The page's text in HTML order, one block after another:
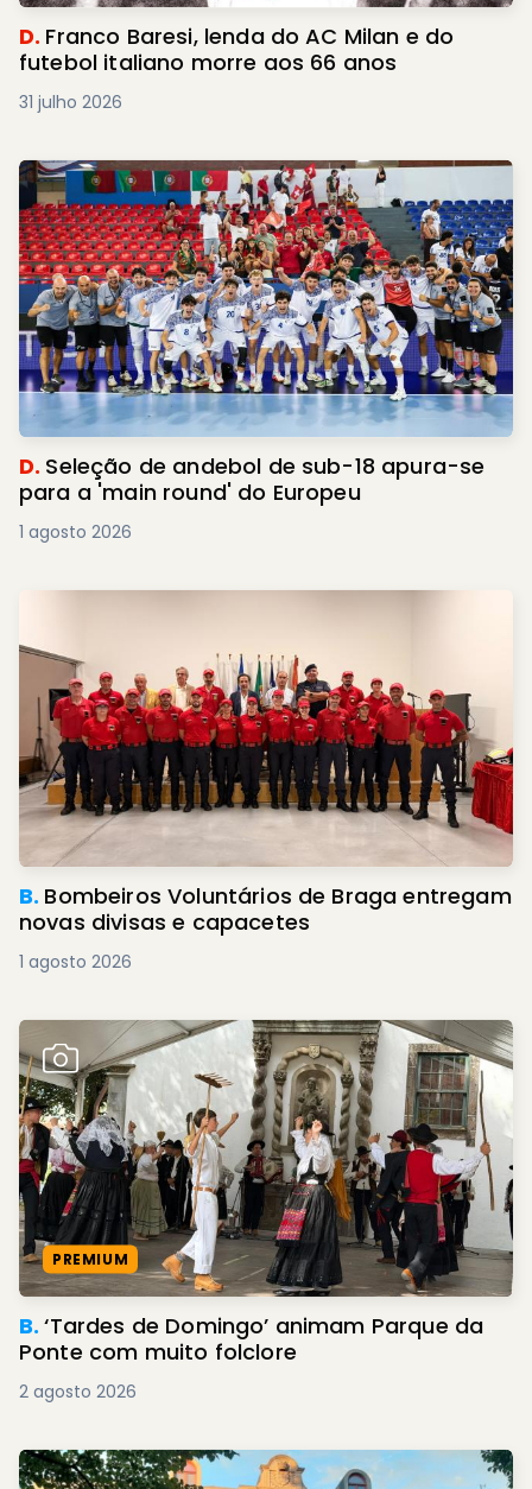
D. Franco Baresi, lenda do AC Milan e do
futebol italiano morre aos 66 anos
31 julho 2026
D. Seleção de andebol de sub-18 apura-se
para a 'main round' do Europeu
1 agosto 2026
B. Bombeiros Voluntários de Braga entregam
novas divisas e capacetes
1 agosto 2026
PREMIUM
B.‘Tardes de Domingo’ animam Parque da
Ponte com muito folclore
2 agosto 2026